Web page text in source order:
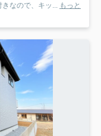
なので、キッ...
もっと